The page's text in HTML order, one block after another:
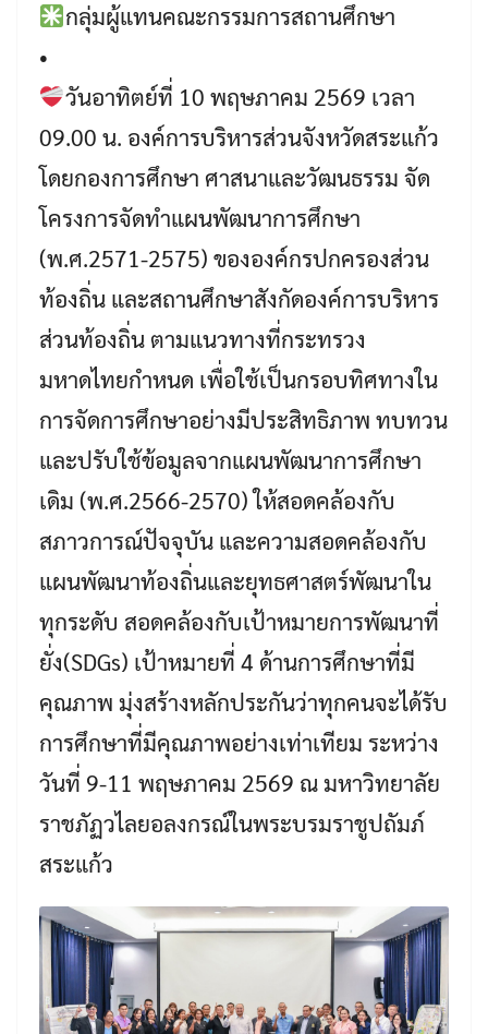
กลุ่มผู้แทนคณะกรรมการสถานศึกษา
•
วันอาทิตย์ที่ 10 พฤษภาคม 2569 เวลา
09.00 น. องค์การบริหารส่วนจังหวัดสระแก้ว
โดยกองการศึกษา ศาสนาและวัฒนธรรม จัด
โครงการจัดทำแผนพัฒนาการศึกษา
(พ.ศ.2571-2575) ขององค์กรปกครองส่วน
ท้องถิ่น และสถานศึกษาสังกัดองค์การบริหาร
ส่วนท้องถิ่น ตามแนวทางที่กระทรวง
มหาดไทยกำหนด เพื่อใช้เป็นกรอบทิศทางใน
การจัดการศึกษาอย่างมีประสิทธิภาพ ทบทวน
และปรับใช้ข้อมูลจากแผนพัฒนาการศึกษา
เดิม (พ.ศ.2566-2570) ให้สอดคล้องกับ
สภาวการณ์ปัจจุบัน และความสอดคล้องกับ
แผนพัฒนาท้องถิ่นและยุทธศาสตร์พัฒนาใน
ทุกระดับ สอดคล้องกับเป้าหมายการพัฒนาที่
ยั่ง(SDGs) เป้าหมายที่ 4 ด้านการศึกษาที่มี
คุณภาพ มุ่งสร้างหลักประกันว่าทุกคนจะได้รับ
การศึกษาที่มีคุณภาพอย่างเท่าเทียม ระหว่าง
วันที่ 9-11 พฤษภาคม 2569 ณ มหาวิทยาลัย
ราชภัฏวไลยอลงกรณ์ในพระบรมราชูปถัมภ์
สระแก้ว